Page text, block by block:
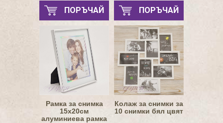
ПОРЪЧАЙ ПОРЪЧАЙ
Рамка за снимка
15х20см
алуминиева рамка
Колаж за снимки за
10 снимки бял цвят